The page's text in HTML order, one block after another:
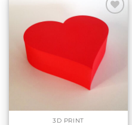
Tilføj til
ønskeliste
3D PRINT